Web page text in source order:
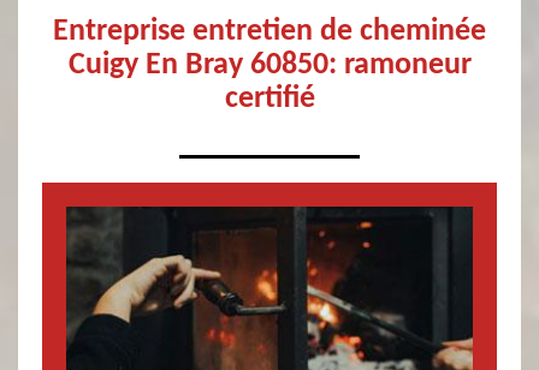
Entreprise entretien de cheminée
Cuigy En Bray 60850: ramoneur
certifié